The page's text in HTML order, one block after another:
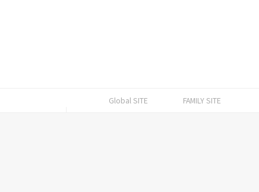
Global SITE FAMILY SITE